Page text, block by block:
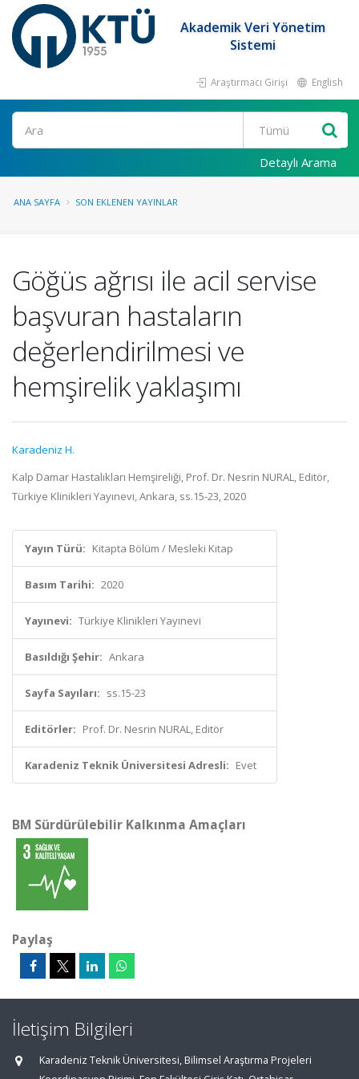
Akademik Veri Yönetim
Sistemi
Araştırmacı Girişi English
Ara
Detaylı Arama
ANA SAYFA SON EKLENEN YAYINLAR
Göğüs ağrısı ile acil servise
başvuran hastaların
değerlendirilmesi ve
hemşirelik yaklaşımı
Karadeniz H.
Kalp Damar Hastalıkları Hemşireliği, Prof. Dr. Nesrin NURAL, Editör,
Türkiye Klinikleri Yayınevi, Ankara, ss.15-23, 2020
Yayın Türü: Kitapta Bölüm / Mesleki Kitap
Basım Tarihi: 2020
Yayınevi: Türkiye Klinikleri Yayınevi
Basıldığı Şehir: Ankara
Sayfa Sayıları: ss.15-23
Editörler: Prof. Dr. Nesrin NURAL, Editör
Karadeniz Teknik Üniversitesi Adresli: Evet
BM Sürdürülebilir Kalkınma Amaçları
Paylaş
İletişim Bilgileri
Karadeniz Teknik Üniversitesi, Bilimsel Araştırma Projeleri